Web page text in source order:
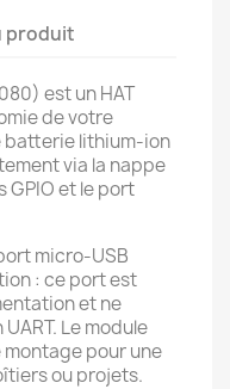
produit
est un HAT
de votre
batterie lithium-ion
via la nappe
GPIO et le port
micro-USB
: ce port est
et ne
Le module
pour une
ou projets.